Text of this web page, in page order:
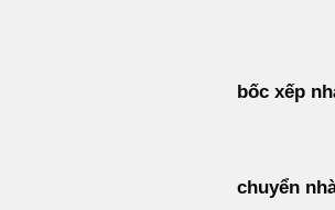
bốc xếp
chuyển